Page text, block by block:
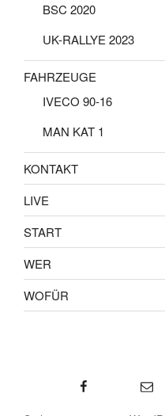
BSC 2020
UK-RALLYE 2023
FAHRZEUGE
IVECO 90-16
MAN KAT 1
KONTAKT
LIVE
START
WER
WOFÜR
E-Mail